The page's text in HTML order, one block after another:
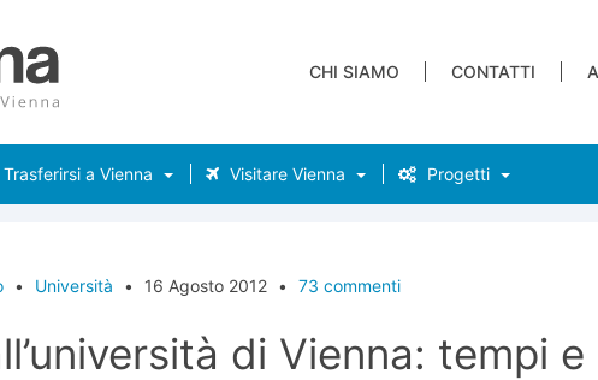
CHI SIAMO CONTATTI
Trasferirsi a Vienna Visitare Vienna Progetti
• Università • 16 Agosto 2012 • 73 commenti
di Vienna: tempi